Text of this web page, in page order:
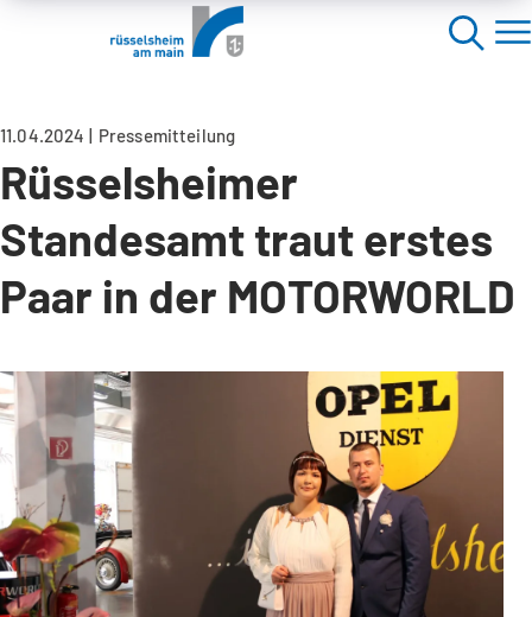
11.04.2024 Pressemitteilung
Rüsselsheimer
Standesamt traut erstes
Paar in der MOTORWORLD